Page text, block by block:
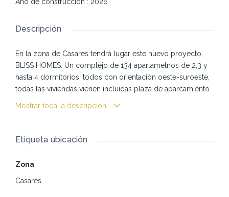
Descripción
En la zona de Casares tendrá lugar este nuevo proyecto
BLISS HOMES. Un complejo de 134 apartametnos de 2,3 y
hasta 4 dormitorios, todos con orientación oeste-suroeste,
todas las viviendas vienen incluidas plaza de aparcamiento
aprovechar al máximo la luz natural para poder
mar. BLISS HOMES, es diseñado con un alto nivel de
campos de golf, centros comerciales, centros de salud,
Mostrar toda la descripción
Etiqueta ubicación
Zona
Casares